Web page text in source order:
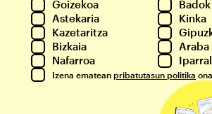
Goizekoa
Badok
Astekaria
Kinka
Kazetaritza
Bizkaia
Araba
Nafarroa
Izena ematean pribatutasun politika